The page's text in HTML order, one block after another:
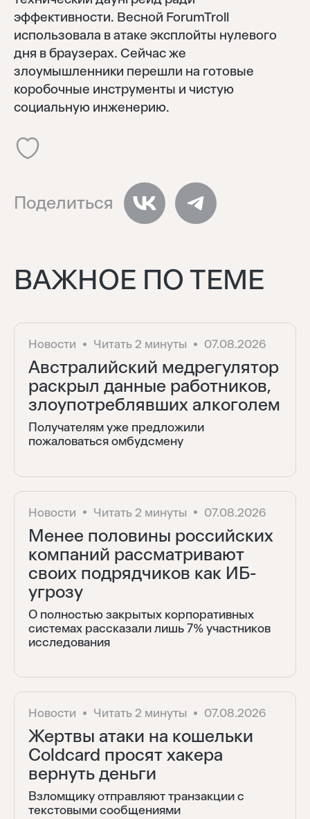
эффективности. Весной ForumTroll
использовала в атаке эксплойты нулевого
дня в браузерах. Сейчас же
злоумышленники перешли на готовые
коробочные инструменты и чистую
социальную инженерию.
Поделиться
ВАЖНОЕ ПО ТЕМЕ
Новости Читать 2 минуты 07.08.2026
Австралийский медрегулятор
раскрыл данные работников,
злоупотреблявших алкоголем
Получателям уже предложили
пожаловаться омбудсмену
Новости Читать 2 минуты 07.08.2026
Менее половины российских
компаний рассматривают
своих подрядчиков как ИБ-
угрозу
О полностью закрытых корпоративных
системах рассказали лишь 7% участников
исследования
Новости Читать 2 минуты 07.08.2026
Жертвы атаки на кошельки
Coldcard просят хакера
вернуть деньги
Взломщику отправляют транзакции с
текстовыми сообщениями
Войти
Забыли пароль?
Восстановить